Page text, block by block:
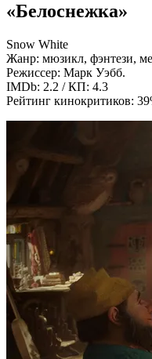
«Белоснежка»
Snow White
Жанр: мюзикл, фэнтези,
Режиссер: Марк Уэбб.
IMDb: 2.2 / КП: 4.3
Рейтинг кинокритиков: